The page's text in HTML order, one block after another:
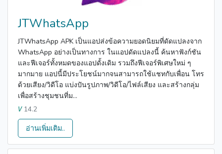
JTWhatsApp
JTWhatsApp APK เป็นแอปส่งข้อความยอดนิยมที่ดัดแปลงจาก
WhatsApp อย่างเป็นทางการ ในแอปดัดแปลงนี้ ค้นหาฟังก์ชัน
และฟีเจอร์ทั้งหมดของแอปดั้งเดิม รวมถึงฟีเจอร์พิเศษใหม่ ๆ
มากมาย แอปนี้มีประโยชน์มากจนสามารถใช้แชทกับเพื่อน โทร
ด้วยเสียง/วิดีโอ แบ่งปันรูปภาพ/วิดีโอ/ไฟล์เสียง และสร้างกลุ่ม
เพื่อสร้างชุมชนที่ม...
V14.2
อ่านเพิ่มเติม..